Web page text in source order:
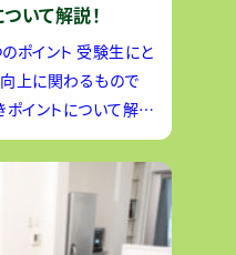
いて解説！
受験生にと
上に関わるもので
ポイントについて解説